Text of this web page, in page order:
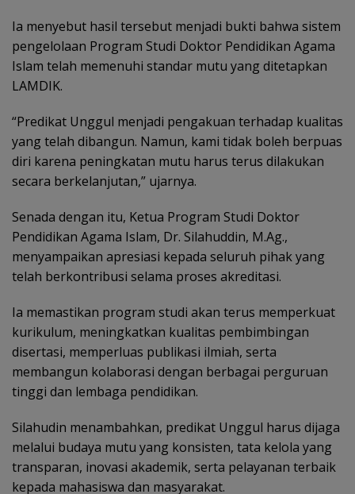
Ia menyebut hasil tersebut menjadi bukti bahwa sistem
pengelolaan Program Studi Doktor Pendidikan Agama
Islam telah memenuhi standar mutu yang ditetapkan
LAMDIK.
“Predikat Unggul menjadi pengakuan terhadap kualitas
yang telah dibangun. Namun, kami tidak boleh berpuas
diri karena peningkatan mutu harus terus dilakukan
secara berkelanjutan,” ujarnya.
Senada dengan itu, Ketua Program Studi Doktor
Pendidikan Agama Islam, Dr. Silahuddin, M.Ag.,
menyampaikan apresiasi kepada seluruh pihak yang
telah berkontribusi selama proses akreditasi.
Ia memastikan program studi akan terus memperkuat
kurikulum, meningkatkan kualitas pembimbingan
disertasi, memperluas publikasi ilmiah, serta
membangun kolaborasi dengan berbagai perguruan
tinggi dan lembaga pendidikan.
Silahudin menambahkan, predikat Unggul harus dijaga
melalui budaya mutu yang konsisten, tata kelola yang
transparan, inovasi akademik, serta pelayanan terbaik
kepada mahasiswa dan masyarakat.